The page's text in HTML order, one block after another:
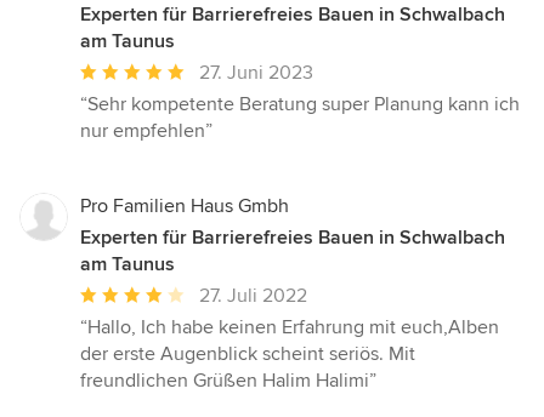
Experten für Barrierefreies Bauen in Schwalbach
am Taunus
Durchschnittliche
Bewertung:
5
Sternen
27. Juni 2023
“Sehr kompetente Beratung super Planung kann ich
nur empfehlen”
Pro Familien Haus Gmbh
Experten für Barrierefreies Bauen in Schwalbach
am Taunus
Durchschnittliche
Bewertung:
4
von
27. Juli 2022
“Hallo, Ich habe keinen Erfahrung mit euch,Alben
der erste Augenblick scheint seriös. Mit
freundlichen Grüßen Halim Halimi”